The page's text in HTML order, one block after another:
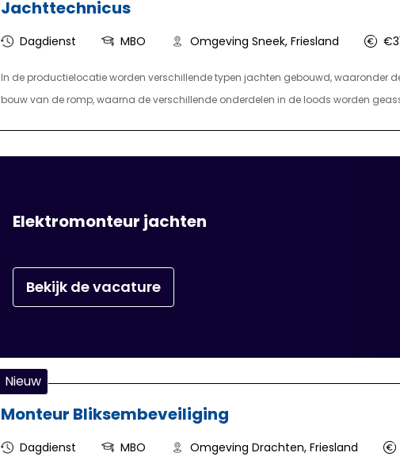
Jachttechnicus
Dagdienst MBO Omgeving Sneek, Friesland
In de productielocatie worden verschillende typen jachten gebouwd, waaronder
bouw van de romp, waarna de verschillende onderdelen in de loods worden
Elektromonteur jachten
Bekijk de vacature
Nieuw
Monteur Bliksembeveiliging
Dagdienst MBO Omgeving Drachten, Friesland